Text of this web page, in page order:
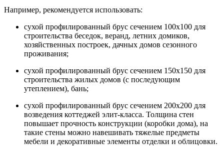
Например, рекомендуется использовать:
сухой профилированный брус сечением 100х100 для
строительства беседок, веранд, летних домиков,
хозяйственных построек, дачных домов сезонного
проживания;
сухой профилированный брус сечением 150х150 для
строительства жилых домов (с последующим
утеплением), бань;
сухой профилированный брус сечением 200х200 для
возведения коттеджей элит-класса. Толщина стен
повышает прочность конструкции (коробки дома), на
такие стены можно навешивать тяжелые предметы
мебели и декоративные элементы отделки и облицовки.